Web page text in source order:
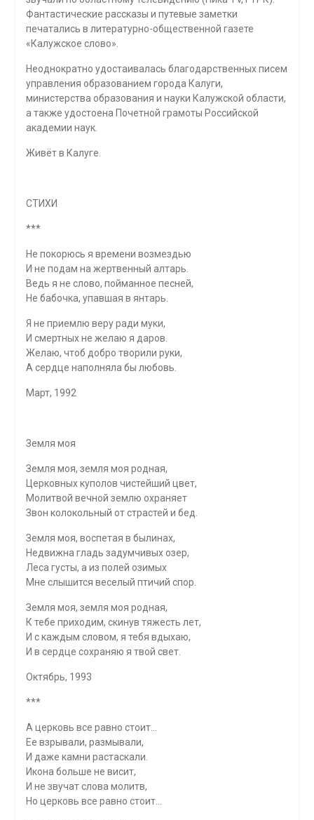
Фантастические рассказы и путевые заметки
печатались в литературно-общественной газете
«Калужское слово».
Неоднократно удостаивалась благодарственных писем
управления образованием города Калуги,
министерства образования и науки Калужской области,
а также удостоена Почетной грамоты Российской
академии наук.
Живёт в Калуге.
СТИХИ
***
Не покорюсь я времени возмездью
И не подам на жертвенный алтарь.
Ведь я не слово, пойманное песней,
Не бабочка, упавшая в янтарь.
Я не приемлю веру ради муки,
И смертных не желаю я даров.
Желаю, чтоб добро творили руки,
А сердце наполняла бы любовь.
Март, 1992
Земля моя
Земля моя, земля моя родная,
Церковных куполов чистейший цвет,
Молитвой вечной землю охраняет
Звон колокольный от страстей и бед.
Земля моя, воспетая в былинах,
Недвижна гладь задумчивых озер,
Леса густы, а из полей озимых
Мне слышится веселый птичий спор.
Земля моя, земля моя родная,
К тебе приходим, скинув тяжесть лет,
И с каждым словом, я тебя вдыхаю,
И в сердце сохраняю я твой свет.
Октябрь, 1993
***
А церковь все равно стоит…
Ее взрывали, размывали,
И даже камни растаскали.
Икона больше не висит,
И не звучат слова молитв,
Но церковь все равно стоит…